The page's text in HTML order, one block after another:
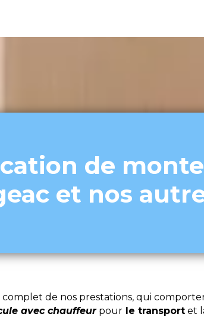
de
et nos
de nos prestations, qui
avec chauffeurpourle transportet